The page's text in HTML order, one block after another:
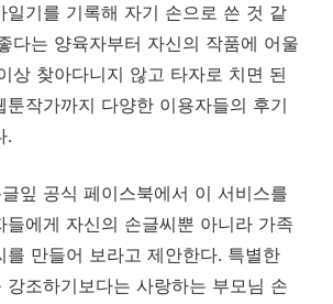
일기를 기록해 자기 손으로 쓴 것 같
다는 양육자부터 자신의 작품에 어울
상 찾아다니지 않고 타자로 치면 된
툰작가까지 다양한 이용자들의 후기
.
잎 공식 페이스북에서 이 서비스를
들에게 자신의 손글씨뿐 아니라 가족
를 만들어 보라고 제안한다. 특별한
강조하기보다는 사랑하는 부모님 손